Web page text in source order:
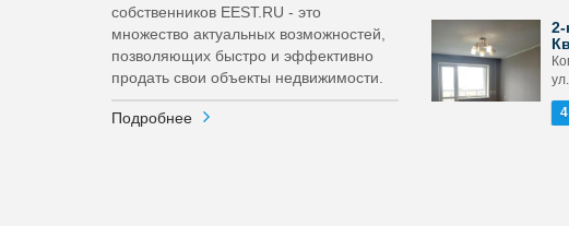
собственников EEST.RU - это
множество актуальных возможностей,
позволяющих быстро и эффективно
продать свои объекты недвижимости.
Подробнее